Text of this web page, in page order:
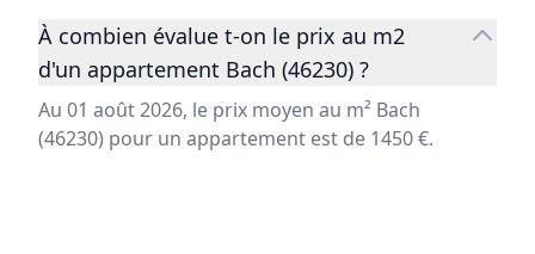
À combien évalue t-on le prix au m2
d'un appartement Bach (46230) ?
Au 01 août 2026, le prix moyen au m² Bach
(46230) pour un appartement est de 1450 €.